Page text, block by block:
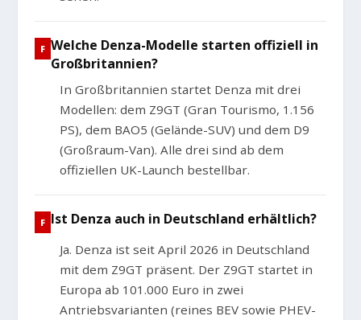
Welche Denza-Modelle starten offiziell in
Großbritannien?
In Großbritannien startet Denza mit drei
Modellen: dem Z9GT (Gran Tourismo, 1.156
PS), dem BAO5 (Gelände-SUV) und dem D9
(Großraum-Van). Alle drei sind ab dem
offiziellen UK-Launch bestellbar.
Ist Denza auch in Deutschland erhältlich?
Ja. Denza ist seit April 2026 in Deutschland
mit dem Z9GT präsent. Der Z9GT startet in
Europa ab 101.000 Euro in zwei
Antriebsvarianten (reines BEV sowie PHEV-